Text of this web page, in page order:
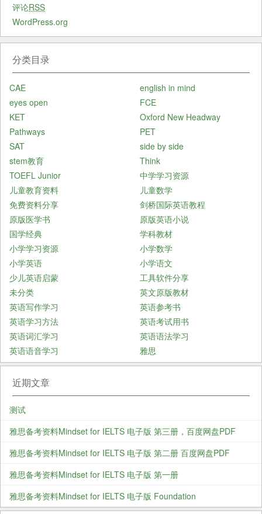
评论RSS
WordPress.org
分类目录
CAE
english in mind
eyes open
FCE
KET
Oxford New Headway
Pathways
PET
SAT
side by side
stem教育
Think
TOEFL Junior
中学学习资源
儿童教育资料
儿童数学
免费资料分享
剑桥国际英语教程
原版医学书
原版英语小说
国学经典
学科教材
小学学习资源
小学数学
小学英语
小学语文
少儿英语启蒙
工具软件分享
未分类
英文原版教材
英语写作学习
英语参考书
英语学习方法
英语考试用书
英语词汇学习
英语语法学习
英语语音学习
雅思
近期文章
测试
雅思备考资料Mindset for IELTS 电子版 第三册，百度网盘PDF
雅思备考资料Mindset for IELTS 电子版 第二册 百度网盘PDF
雅思备考资料Mindset for IELTS 电子版 第一册
雅思备考资料Mindset for IELTS 电子版 Foundation